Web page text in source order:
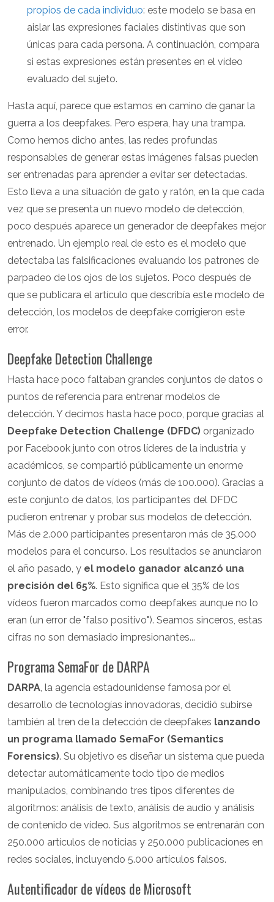
propios de cada individuo: este modelo se basa en
aislar las expresiones faciales distintivas que son
únicas para cada persona. A continuación, compara
si estas expresiones están presentes en el vídeo
evaluado del sujeto.
Hasta aquí, parece que estamos en camino de ganar la
guerra a los deepfakes. Pero espera, hay una trampa.
Como hemos dicho antes, las redes profundas
responsables de generar estas imágenes falsas pueden
ser entrenadas para aprender a evitar ser detectadas.
Esto lleva a una situación de gato y ratón, en la que cada
vez que se presenta un nuevo modelo de detección,
poco después aparece un generador de deepfakes mejor
entrenado. Un ejemplo real de esto es el modelo que
detectaba las falsificaciones evaluando los patrones de
parpadeo de los ojos de los sujetos. Poco después de
que se publicara el artículo que describía este modelo de
detección, los modelos de deepfake corrigieron este
error.
Deepfake Detection Challenge
Hasta hace poco faltaban grandes conjuntos de datos o
puntos de referencia para entrenar modelos de
detección. Y decimos hasta hace poco, porque gracias al
Deepfake Detection Challenge (DFDC) organizado
por Facebook junto con otros líderes de la industria y
académicos, se compartió públicamente un enorme
conjunto de datos de vídeos (más de 100.000). Gracias a
este conjunto de datos, los participantes del DFDC
pudieron entrenar y probar sus modelos de detección.
Más de 2.000 participantes presentaron más de 35.000
modelos para el concurso. Los resultados se anunciaron
el año pasado, y el modelo ganador alcanzó una
precisión del 65%. Esto significa que el 35% de los
vídeos fueron marcados como deepfakes aunque no lo
eran (un error de "falso positivo"). Seamos sinceros, estas
cifras no son demasiado impresionantes...
Programa SemaFor de DARPA
DARPA, la agencia estadounidense famosa por el
desarrollo de tecnologías innovadoras, decidió subirse
también al tren de la detección de deepfakes lanzando
un programa llamado SemaFor (Semantics
Forensics). Su objetivo es diseñar un sistema que pueda
detectar automáticamente todo tipo de medios
manipulados, combinando tres tipos diferentes de
algoritmos: análisis de texto, análisis de audio y análisis
de contenido de vídeo. Sus algoritmos se entrenarán con
250.000 artículos de noticias y 250.000 publicaciones en
redes sociales, incluyendo 5.000 artículos falsos.
Autentificador de vídeos de Microsoft